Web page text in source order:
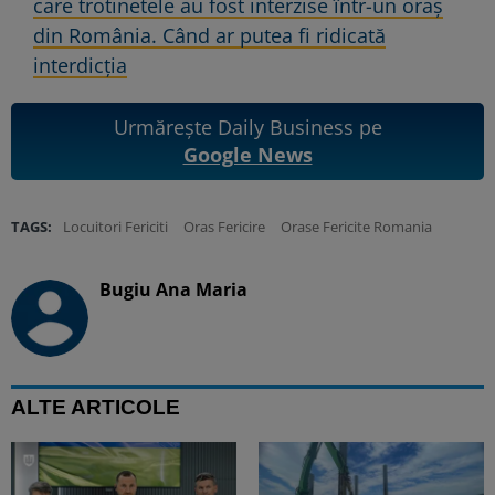
din România. Când ar putea fi ridicată
interdicţia
Urmărește Daily Business pe
Google News
TAGS: Locuitori Fericiti Oras Fericire Orase Fericite Romania
Bugiu ⁠Ana Maria
ALTE ARTICOLE